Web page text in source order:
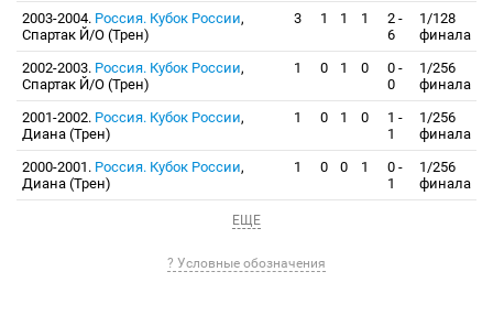
2003-2004. Россия. Кубок России,
Спартак Й/О (Трен)
3 1 1 1
2 -
6
1/128
финала
2002-2003. Россия. Кубок России,
Спартак Й/О (Трен)
1 0 1 0
0 -
0
1/256
финала
2001-2002. Россия. Кубок России,
Диана (Трен)
1 0 1 0
1 -
1
1/256
финала
2000-2001. Россия. Кубок России,
Диана (Трен)
1 0 0 1
0 -
1
1/256
финала
ЕЩЕ
? Условные обозначения